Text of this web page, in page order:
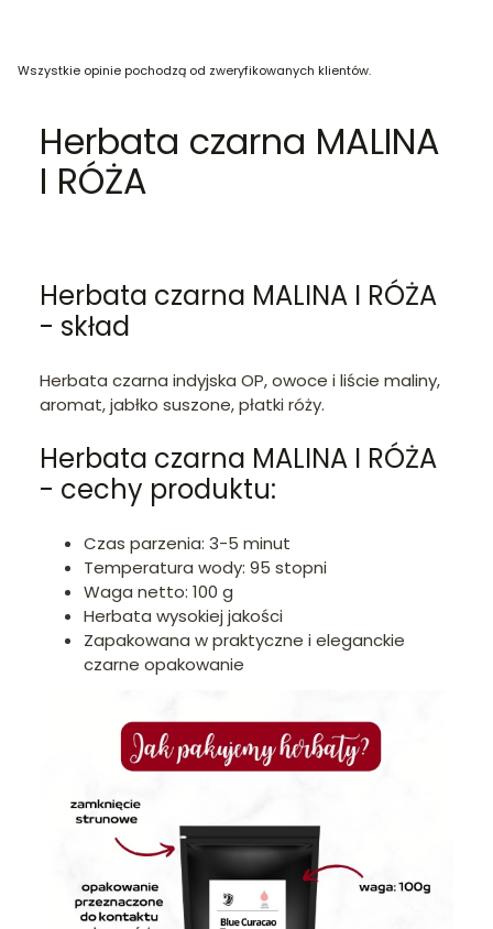
Wszystkie opinie pochodzą od zweryfikowanych klientów.
Herbata czarna MALINA
I RÓŻA
Herbata czarna MALINA I RÓŻA
- skład
Herbata czarna indyjska OP, owoce i liście maliny,
aromat, jabłko suszone, płatki róży.
Herbata czarna MALINA I RÓŻA
- cechy produktu:
Czas parzenia: 3-5 minut
Temperatura wody: 95 stopni
Waga netto: 100 g
Herbata wysokiej jakości
Zapakowana w praktyczne i eleganckie
czarne opakowanie